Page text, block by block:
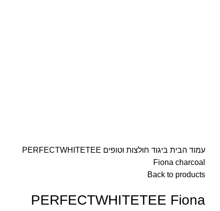
עמוד הבית ביגוד חולצות וטופים PERFECTWHITETEE
Fiona charcoal
Back to products
PERFECTWHITETEE Fiona